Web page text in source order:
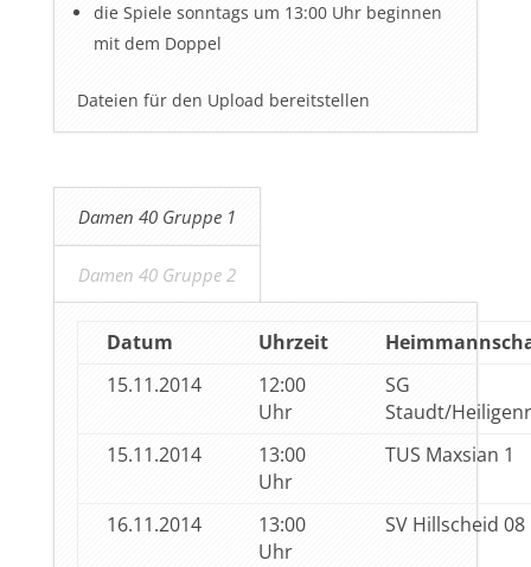
die Spiele sonntags um 13:00 Uhr beginnen
mit dem Doppel
Dateien für den Upload bereitstellen
Damen 40 Gruppe 1
Damen 40 Gruppe 2
Datum Uhrzeit
15.11.2014
12:00
Uhr
SG
Staudt/
15.11.2014
13:00
Uhr
TUS Maxsian 1
16.11.2014
13:00
Uhr
SV Hillscheid 08